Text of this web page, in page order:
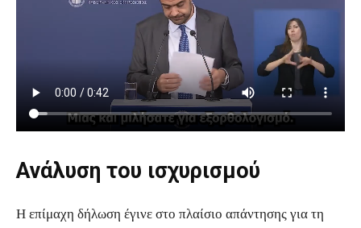
Ανάλυση του ισχυρισμού
Η επίμαχη δήλωση έγινε στο πλαίσιο απάντησης για τη